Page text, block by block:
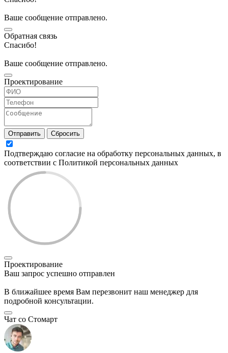
Ваше сообщение отправлено.
Обратная связь
Спасибо!
Ваше сообщение отправлено.
Проектирование
Отправить Сбросить
Подтверждаю согласие на обработку персональных данных, в
соответствии с Политикой персональных данных
Проектирование
Ваш запрос успешно отправлен
В ближайшее время Вам перезвонит наш менеджер для
подробной консультации.
Чат со Стомарт